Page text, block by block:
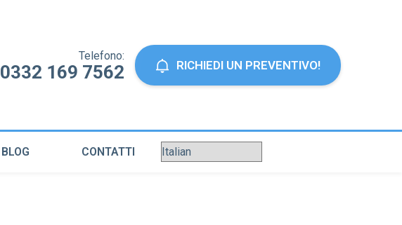
Telefono:
0332 169 7562 RICHIEDI UN PREVENTIVO!
BLOG CONTATTI